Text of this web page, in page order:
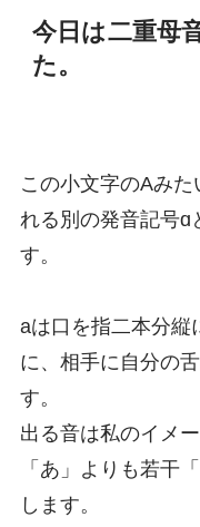
今日は二重母
た。
この小文字のAみた
れる別の発音記号ɑ
す。
aは口を指二本分縦
に、相手に自分の
す。
出る音は私のイメ
「あ」よりも若干
します。